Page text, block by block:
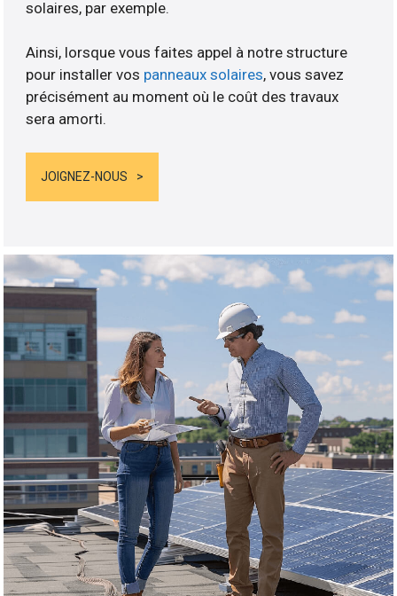
solaires, par exemple.
Ainsi, lorsque vous faites appel à notre structure
pour installer vos panneaux solaires, vous savez
précisément au moment où le coût des travaux
sera amorti.
JOIGNEZ-NOUS